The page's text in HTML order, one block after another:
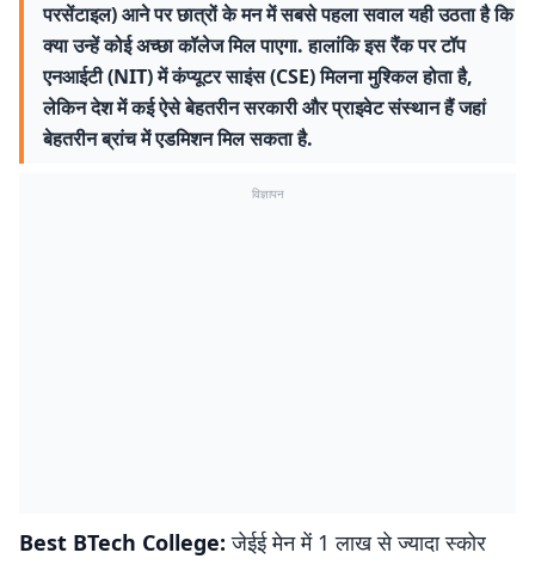
परसेंटाइल) आने पर छात्रों के मन में सबसे पहला सवाल यही उठता है कि
क्या उन्हें कोई अच्छा कॉलेज मिल पाएगा. हालांकि इस रैंक पर टॉप
एनआईटी (NIT) में कंप्यूटर साइंस (CSE) मिलना मुश्किल होता है,
लेकिन देश में कई ऐसे बेहतरीन सरकारी और प्राइवेट संस्थान हैं जहां
बेहतरीन ब्रांच में एडमिशन मिल सकता है.
विज्ञापन
Best BTech College: जेईई मेन में 1 लाख से ज्यादा स्कोर